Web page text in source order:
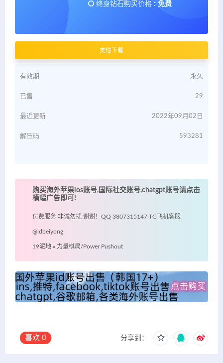
终身钻石购买价格 : 免费
支付下载
有效期 永久
已售 29
最近更新 2022年09月02日
解压码 593281
购买海外苹果ios账号,国际社交账号,chatgpt账号请点击
横幅广告即可!
付费服务 非诚勿扰 谢谢！QQ 3807315147 TG飞机客服
@idbeiyong
19泥地 » 力量棋局/Power Pushout
喜欢 0 分享到：